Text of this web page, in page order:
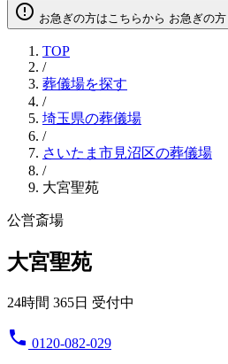
error_outline お急ぎの方はこちらから お急ぎの方
TOP
/
葬儀場を探す
/
埼玉県の葬儀場
/
さいたま市見沼区の葬儀場
/
大宮聖苑
公営斎場
大宮聖苑
24時間 365日 受付中
phone 0120-082-029